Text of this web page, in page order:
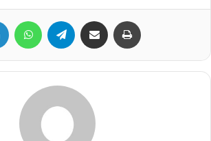
Linkedin WhatsAppTelegram Compartilhar via e-mail